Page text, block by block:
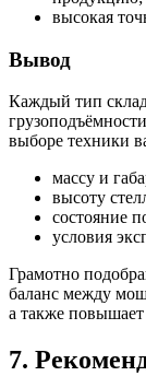
высокая
Вывод
Каждый тип
выборе техники
массу и
высоту
состояние
условия
Грамотно
баланс между
а также
7.